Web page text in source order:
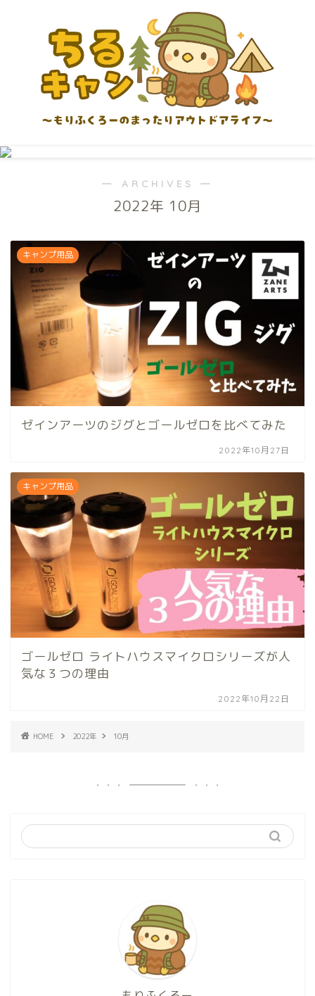
― ARCHIVES ―
2022年 10月
キャンプ用品
ゼインアーツのジグとゴールゼロを比べてみた
2022年10月27日
キャンプ用品
ゴールゼロ ライトハウスマイクロシリーズが人
気な３つの理由
2022年10月22日
HOME 2022年 10月